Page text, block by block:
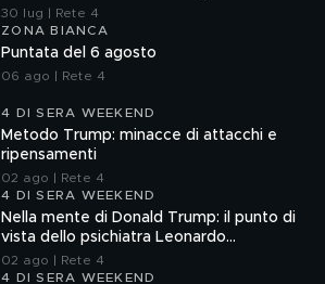
30 lug | Rete 4
ZONA BIANCA
Puntata del 6 agosto
06 ago | Rete 4
4 DI SERA WEEKEND
Metodo Trump: minacce di attacchi e
ripensamenti
02 ago | Rete 4
4 DI SERA WEEKEND
Nella mente di Donald Trump: il punto di
vista dello psichiatra Leonardo
Mendolicchio
02 ago | Rete 4
4 DI SERA WEEKEND